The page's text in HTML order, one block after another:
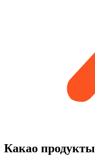
Какао продукты